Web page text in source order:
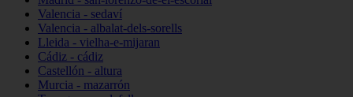
Valencia - sedaví
Valencia - albalat-dels-sorells
Lleida - vielha-e-mijaran
Cádiz - cádiz
Castellón - altura
Murcia - mazarrón